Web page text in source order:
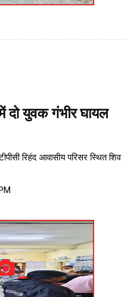
युवक गंभीर घायल
रिहंद आवासीय परिसर स्थित शिव